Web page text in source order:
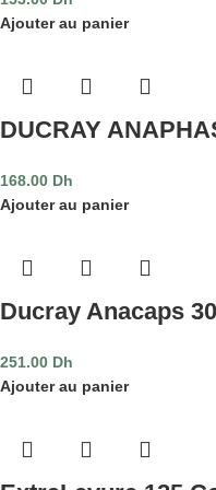
Ajouter au panier
DUCRAY
168.00 Dh
Ajouter au panier
Ducray Anacaps
251.00 Dh
Ajouter au panier